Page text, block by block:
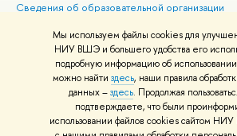
Мы используем файлы cookies для
НИУ ВШЭ и большего удобства его
подробную информацию об
можно найти здесь, наши правила
данных –здесь. Продолжая
подтверждаете, что были
использовании файлов cookies сайтом
Сведения об образовательной организации
Людям с ограниченными возможностями
Единая платежная страница
Работа в Вышке
© НИУ ВШЭ 1993–2026 Адреса и контакты